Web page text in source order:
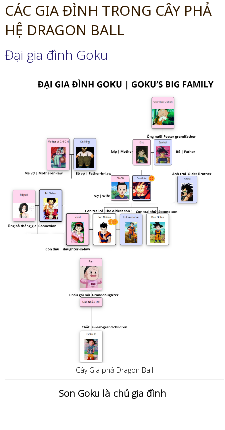
CÁC GIA ĐÌNH TRONG CÂY PHẢ
HỆ DRAGON BALL
Đại gia đình Goku
Cây Gia phả Dragon Ball
Son Goku là chủ gia đình